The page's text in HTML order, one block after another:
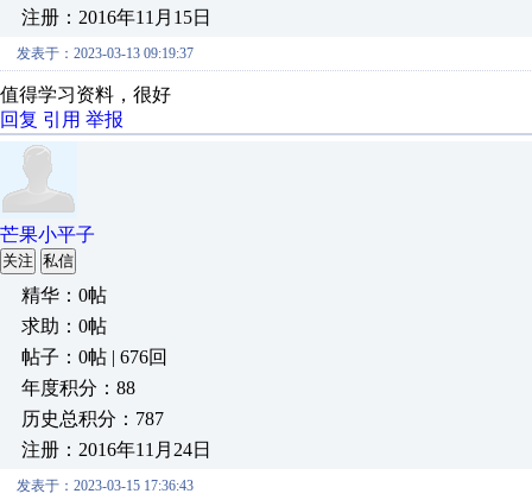
注册：2016年11月15日
发表于：2023-03-13 09:19:37
值得学习资料，很好
回复 引用 举报
芒果小平子
关注 私信
精华：0帖
求助：0帖
帖子：0帖 | 676回
年度积分：88
历史总积分：787
注册：2016年11月24日
发表于：2023-03-15 17:36:43